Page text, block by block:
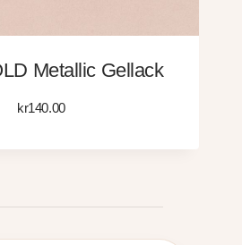
Metallic Gellack
kr140.00